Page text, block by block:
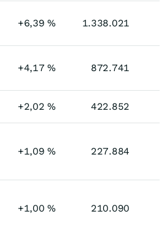
+6,39% 1.338.021
+4,17% 872.741
+2,02% 422.852
+1,09% 227.884
+1,00% 210.090